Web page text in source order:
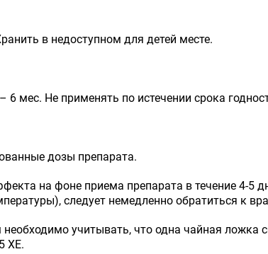
в недоступном для детей месте.
мес. Не применять по истечении срока
дозы препарата.
на фоне приема препарата в течение 4-
следует немедленно обратиться к
учитывать, что одна чайная ложка
ХЕ.